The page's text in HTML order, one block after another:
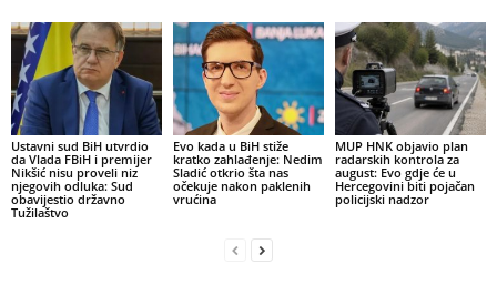
Ustavni sud BiH utvrdio
da Vlada FBiH i premijer
Nikšić nisu proveli niz
njegovih odluka: Sud
obavijestio državno
Tužilaštvo
Evo kada u BiH stiže
kratko zahlađenje: Nedim
Sladić otkrio šta nas
očekuje nakon paklenih
vrućina
MUP HNK objavio plan
radarskih kontrola za
august: Evo gdje će u
Hercegovini biti pojačan
policijski nadzor